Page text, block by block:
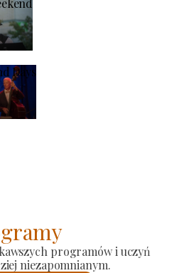
Days
programów i uczyń
niezapomnianym.